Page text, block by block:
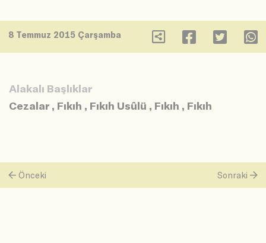
8 Temmuz 2015 Çarşamba
Alakalı Başlıklar
Cezalar , Fıkıh , Fıkıh Usûlü , Fıkıh , Fıkıh
Önceki Sonraki